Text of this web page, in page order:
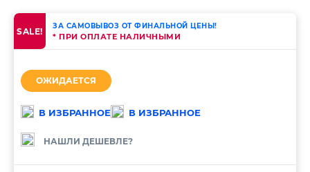
SALE! ЗА САМОВЫВОЗ ОТ ФИНАЛЬНОЙ ЦЕНЫ!
* ПРИ ОПЛАТЕ НАЛИЧНЫМИ
ОЖИДАЕТСЯ
В ИЗБРАННОЕ В ИЗБРАННОЕ
НАШЛИ ДЕШЕВЛЕ?